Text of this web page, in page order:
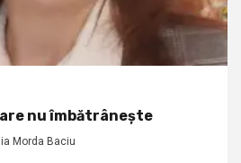
nu îmbătrânește
Morda Baciu